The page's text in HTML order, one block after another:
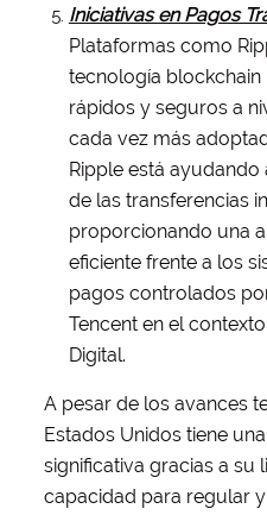
Iniciativas en Pagos
Plataformas como
tecnología
rápidos y seguros a
cada vez más
Ripple está
de las transferencias
proporcionando una
eficiente frente a los
pagos controlados
Tencent en el
Digital.
A pesar de los avances
Estados Unidos tiene
significativa gracias a su
capacidad para regular